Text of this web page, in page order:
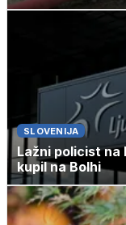
SLOVENIJA
Lažni policist na
kupil na Bolhi